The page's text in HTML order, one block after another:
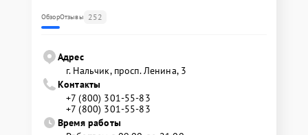
ОбзорОтзывы 252
Адрес
г. Нальчик, просп. Ленина, 3
Контакты
+7 (800) 301-55-83
+7 (800) 301-55-83
Время работы